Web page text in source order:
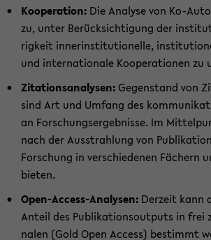
Ko­ope­ra­ti­on: Die Ana­ly­se von Ko-​
zu, unter Be­rück­sich­ti­gung der
rig­keit in­ner­in­sti­tu­tio­nel­le,
und in­ter­na­tio­na­le Ko­ope­ra­tio­nen zu
Zi­ta­ti­ons­ana­ly­sen:Ge­gen­stand von
sind Art und Um­fang des
an For­schungs­er­geb­nis­se. Im
nach der Aus­strah­lung von
For­schung in ver­schie­de­nen Fä­chern
bie­ten.
Open-​Access-Analysen: Der­zeit kann
An­teil des Pu­bli­ka­ti­ons­out­puts in frei
na­len (Gold Open Ac­cess) be­stimmt